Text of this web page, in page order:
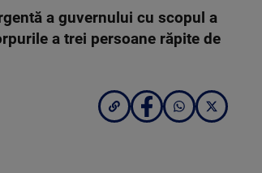
a guvernului cu scopul a
a trei persoane răpite de